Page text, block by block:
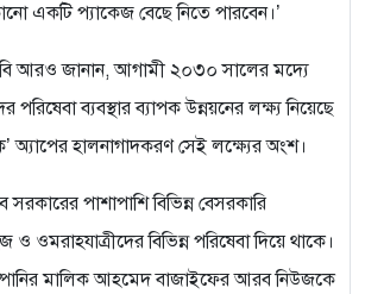
একটি প্যাকেজ বেছে নিতে পারবেন।’
আরও জানান, আগামী ২০৩০ সালের মদ্যে
পরিষেবা ব্যবস্থার ব্যাপক উন্নয়নের লক্ষ্য নিয়েছে
অ্যাপের হালনাগাদকরণ সেই লক্ষ্যের অংশ।
পাশাপাশি বিভিন্ন বেসরকারি
ও ওমরাহযাত্রীদের বিভিন্ন পরিষেবা দিয়ে থাকে।
মালিক আহমেদ বাজাইফের আরব নিউজকে